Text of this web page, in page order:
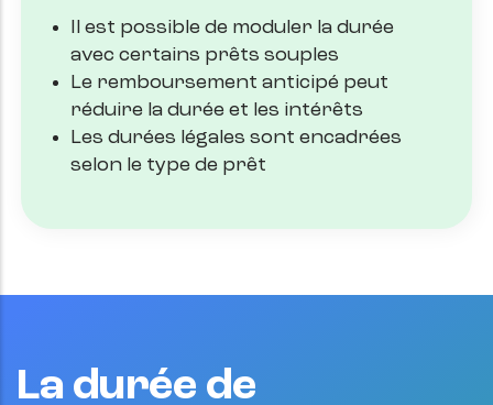
Il est possible de moduler la durée
avec certains prêts souples
Le remboursement anticipé peut
réduire la durée et les intérêts
Les durées légales sont encadrées
selon le type de prêt
La durée de